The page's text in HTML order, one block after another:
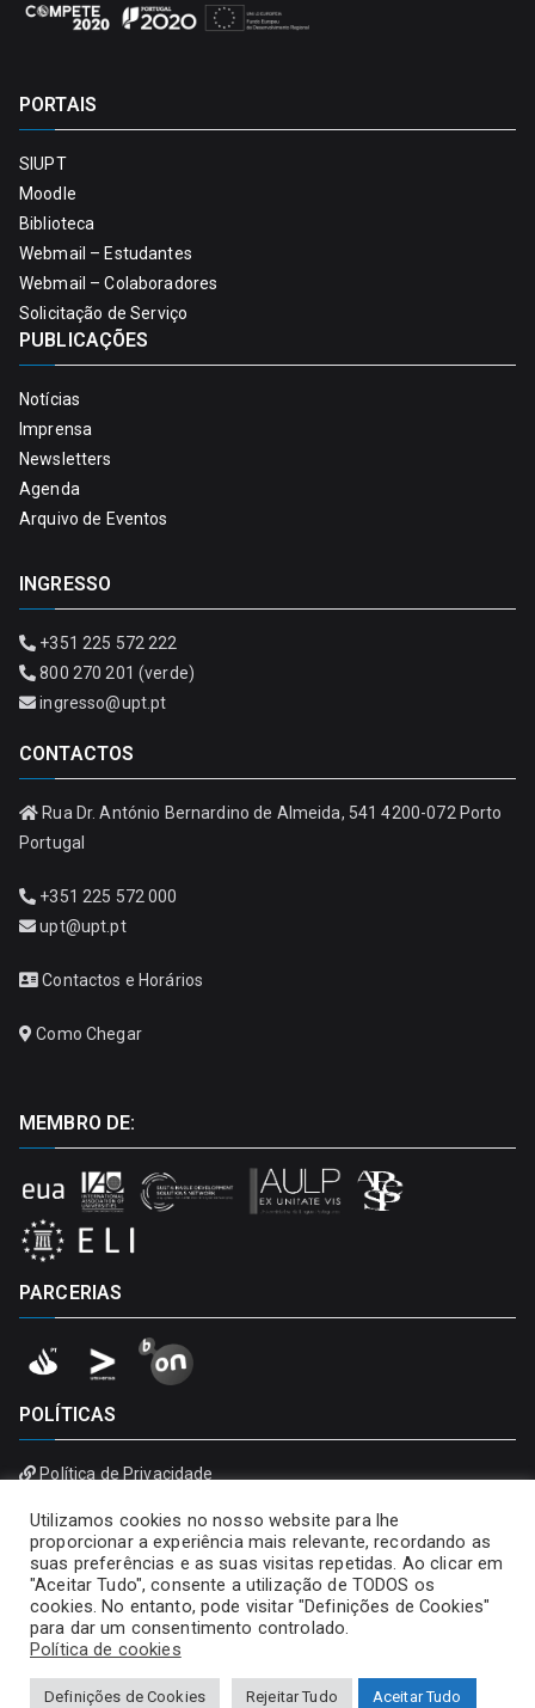
PORTAIS
SIUPT
Moodle
Biblioteca
Webmail – Estudantes
Webmail – Colaboradores
Solicitação de Serviço
PUBLICAÇÕES
Notícias
Imprensa
Newsletters
Agenda
Arquivo de Eventos
INGRESSO
+351 225 572 222
800 270 201 (verde)
ingresso@upt.pt
CONTACTOS
Rua Dr. António Bernardino de Almeida, 541 4200-072 Porto
Portugal
+351 225 572 000
upt@upt.pt
Contactos e Horários
Como Chegar
MEMBRO DE:
PARCERIAS
POLÍTICAS
Política de Privacidade
Utilizamos cookies no nosso website para lhe
proporcionar a experiência mais relevante, recordando as
suas preferências e as suas visitas repetidas. Ao clicar em
"Aceitar Tudo", consente a utilização de TODOS os
cookies. No entanto, pode visitar "Definições de Cookies"
para dar um consentimento controlado.
Política de cookies
Definições de Cookies Rejeitar Tudo Aceitar Tudo